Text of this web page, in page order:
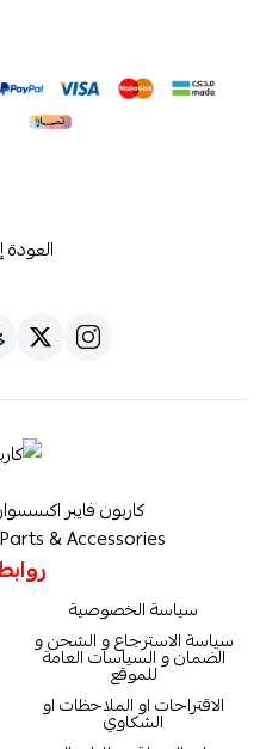
العودة
كاربون فايبر
& Accessories
سياسة الخصوصية
سياسة الاسترجاع و الشحن و
الضمان و السياسات العامة
للموقع
الاقتراحات او الملاحظات او
الشكاوي